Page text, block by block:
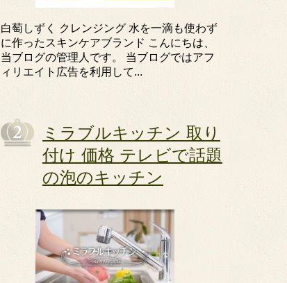
白萄しずく クレンジング 水を一滴も使わず
に作ったスキンケアブランド こんにちは、
当ブログの管理人です。 当ブログではアフ
ィリエイト広告を利用して...
ミラブルキッチン 取り
付け 価格 テレビで話題
の泡のキッチン